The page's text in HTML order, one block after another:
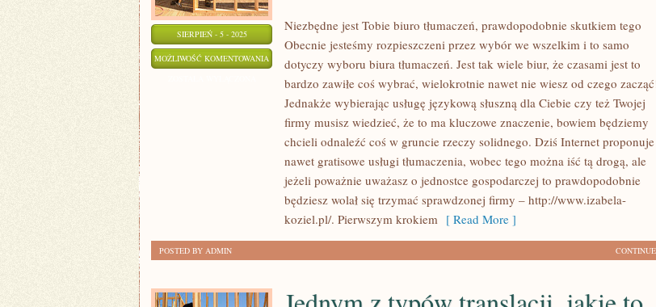
SIERPIEŃ - 5 - 2025
MOŻLIWOŚĆ KOMENTOWANIA
JESTEŚMY
ROZPIESZCZENI
PRZEZ
WYBÓR
WSZYSTKIM
SAMO
TRAKTUJE
Niezbędne jest Tobie biuro tłumaczeń, prawdopodobnie skutkiem tego
Obecnie jesteśmy rozpieszczeni przez wybór we wszelkim i to samo
dotyczy wyboru biura tłumaczeń. Jest tak wiele biur, że czasami jest to
bardzo zawiłe coś wybrać, wielokrotnie nawet nie wiesz od czego
Jednakże wybierając usługę językową słuszną dla Ciebie czy też Twojej
firmy musisz wiedzieć, że to ma kluczowe znaczenie, bowiem będziemy
chcieli odnaleźć coś w gruncie rzeczy solidnego. Dziś Internet proponuje
nawet gratisowe usługi tłumaczenia, wobec tego można iść tą drogą, ale
jeżeli poważnie uważasz o jednostce gospodarczej to prawdopodobnie
będziesz wolał się trzymać sprawdzonej firmy – http://www.izabela-
koziel.pl/. Pierwszym krokiem [ Read More ]
CONTINUE
POSTED BY ADMIN